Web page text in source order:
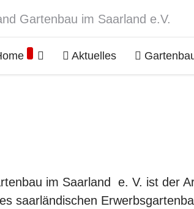
Aktuelles
im Saarland e. V. ist der
saarländischen